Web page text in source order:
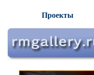
Проекты